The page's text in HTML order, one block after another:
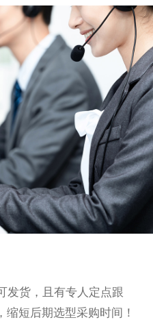
发货，且有专人定点跟
短后期选型采购时间！